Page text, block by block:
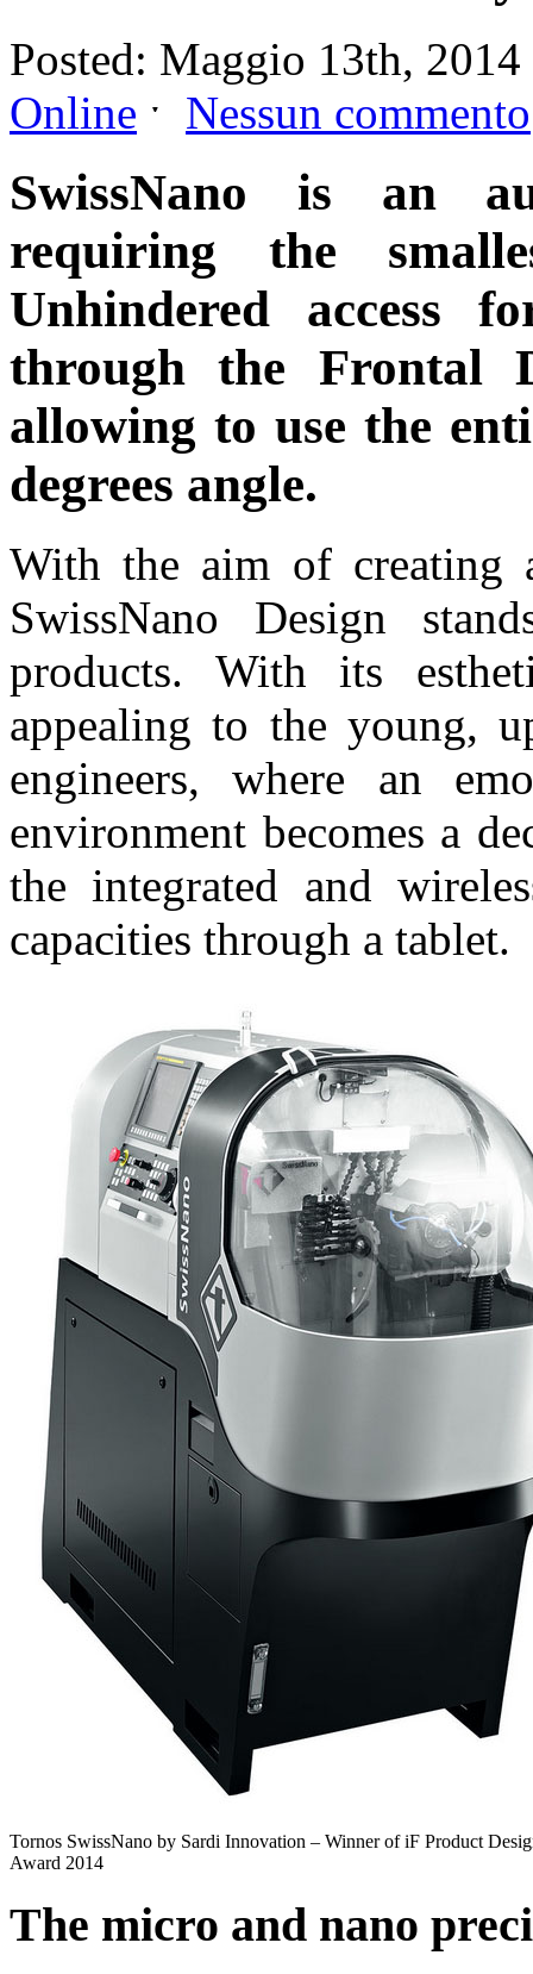
Posted: Maggio 13th,
Online ˑ Nessun commento
SwissNano is an
requiring the
Unhindered access
through the Frontal
allowing to use the
degrees angle.
With the aim of creating
SwissNano Design
products. With its
appealing to the young,
engineers, where an
environment becomes a
the integrated and
capacities through a tablet.
Tornos SwissNano by Sardi Innovation – Winner of iF Product
Award 2014
The micro and nano